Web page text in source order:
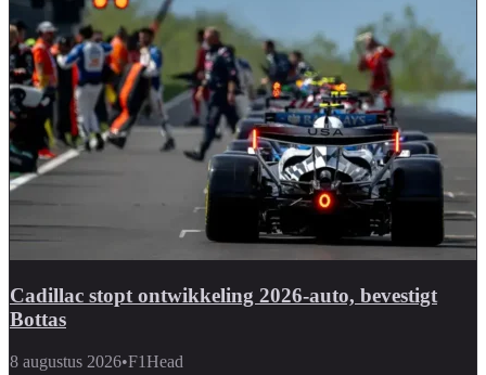
Cadillac stopt ontwikkeling 2026-auto, bevestigt
Bottas
8 augustus 2026•F1Head